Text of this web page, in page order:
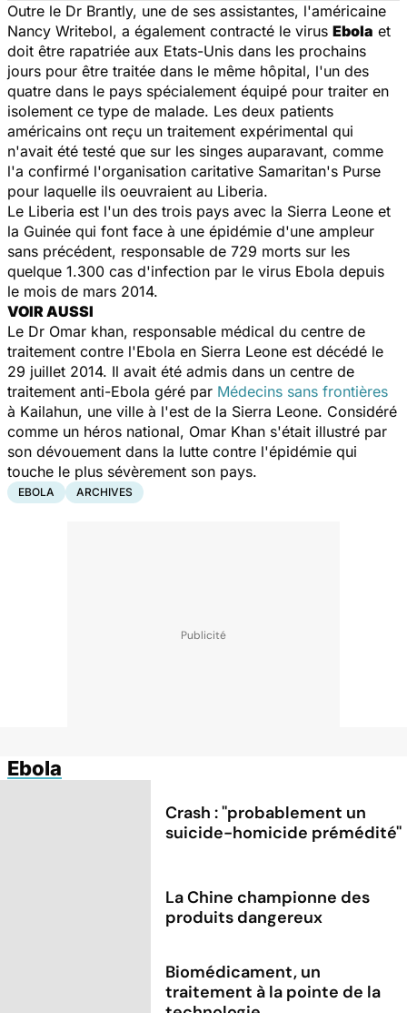
Outre le Dr Brantly, une de ses assistantes, l'américaine
Nancy Writebol, a également contracté le virus Ebola et
doit être rapatriée aux Etats-Unis dans les prochains
jours pour être traitée dans le même hôpital, l'un des
quatre dans le pays spécialement équipé pour traiter en
isolement ce type de malade. Les deux patients
américains ont reçu un traitement expérimental qui
n'avait été testé que sur les singes auparavant, comme
l'a confirmé l'organisation caritative Samaritan's Purse
pour laquelle ils oeuvraient au Liberia.
Le Liberia est l'un des trois pays avec la Sierra Leone et
la Guinée qui font face à une épidémie d'une ampleur
sans précédent, responsable de 729 morts sur les
quelque 1.300 cas d'infection par le virus Ebola depuis
le mois de mars 2014.
VOIR AUSSI
Le Dr Omar khan, responsable médical du centre de
traitement contre l'Ebola en Sierra Leone est décédé le
29 juillet 2014. Il avait été admis dans un centre de
traitement anti-Ebola géré par Médecins sans frontières
à Kailahun, une ville à l'est de la Sierra Leone. Considéré
comme un héros national, Omar Khan s'était illustré par
son dévouement dans la lutte contre l'épidémie qui
touche le plus sévèrement son pays.
EBOLA ARCHIVES
Ebola
Crash : ''probablement un
suicide-homicide prémédité''
La Chine championne des
produits dangereux
Biomédicament, un
traitement à la pointe de la